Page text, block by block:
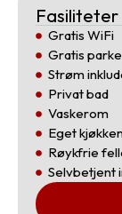
Fasiliteter
Gratis WiFi
Gratis
Strøm
Privat bad
Vaskerom
Eget kjøkken
Røykfrie
Selvbetjent